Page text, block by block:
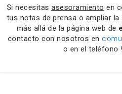
Si necesitas asesoramiento en
tus notas de prensa o ampliar
más allá de la página web de
contacto con nosotros en
o en el teléfono